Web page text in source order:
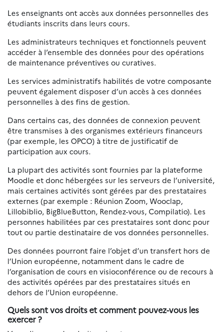
Les enseignants ont accès aux données personnelles des
étudiants inscrits dans leurs cours.
Les administrateurs techniques et fonctionnels peuvent
accéder à l’ensemble des données pour des opérations
de maintenance préventives ou curatives.
Les services administratifs habilités de votre composante
peuvent également disposer d’un accès à ces données
personnelles à des fins de gestion.
Dans certains cas, des données de connexion peuvent
être transmises à des organismes extérieurs financeurs
(par exemple, les OPCO) à titre de justificatif de
participation aux cours.
La plupart des activités sont fournies par la plateforme
Moodle et donc hébergées sur les serveurs de l’université,
mais certaines activités sont gérées par des prestataires
externes (par exemple : Réunion Zoom, Wooclap,
Lillobiblio, BigBlueButton, Rendez-vous, Compilatio). Les
personnes habilitées par ces prestataires sont donc pour
tout ou partie destinataire de vos données personnelles.
Des données pourront faire l’objet d’un transfert hors de
l’Union européenne, notamment dans le cadre de
l’organisation de cours en visioconférence ou de recours à
des activités opérées par des prestataires situés en
dehors de l’Union européenne.
Quels sont vos droits et comment pouvez-vous les
exercer ?